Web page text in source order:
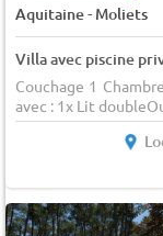
Aquitaine- Moliets
Couchage 1
avec : 1x Lit